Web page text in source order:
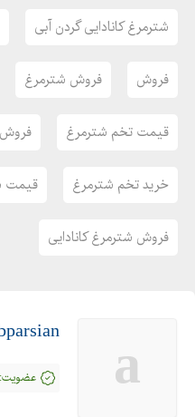
شترمرغ کانادایی گردن آبی
فروش فروش شترمرغ
قیمت تخم شترمرغ
خرید تخم شترمرغ قیمت
فروش شترمرغ کانادایی
a عضویت: